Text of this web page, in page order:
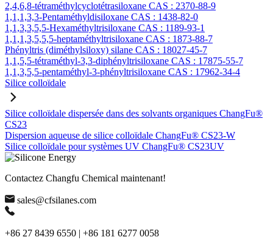
2,4,6,8-tétraméthylcyclotétrasiloxane CAS : 2370-88-9
1,1,1,3,3-Pentaméthyldisiloxane CAS : 1438-82-0
1,1,3,3,5,5-Hexaméthyltrisiloxane CAS : 1189-93-1
1,1,1,3,5,5,5-heptaméthyltrisiloxane CAS : 1873-88-7
Phényltris (diméthylsiloxy) silane CAS : 18027-45-7
1,1,5,5-tétraméthyl-3,3-diphényltrisiloxane CAS : 17875-55-7
1,1,3,5,5-pentaméthyl-3-phényltrisiloxane CAS : 17962-34-4
Silice colloïdale
Silice colloïdale dispersée dans des solvants organiques ChangFu®
CS23
Dispersion aqueuse de silice colloïdale ChangFu® CS23-W
Silice colloïdale pour systèmes UV ChangFu® CS23UV
Contactez Changfu Chemical maintenant!
sales@cfsilanes.com
+86 27 8439 6550 | +86 181 6277 0058